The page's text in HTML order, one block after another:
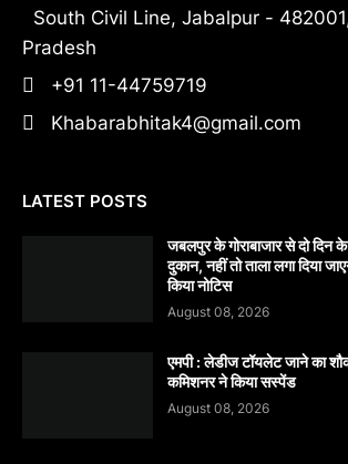
South Civil Line, Jabalpur -
Pradesh
+91 11-44759719
Khabarabhitak4@gmail.com
LATEST POSTS
जबलपुर के गोराबाजार से दो दिन
दुकान, नहीं तो ताला लगा दिया
किया नोटिस
August 08, 2026
एमपी : लेडीज टॉयलेट जाने का
कमिशनर ने किया सस्पेंड
August 08, 2026